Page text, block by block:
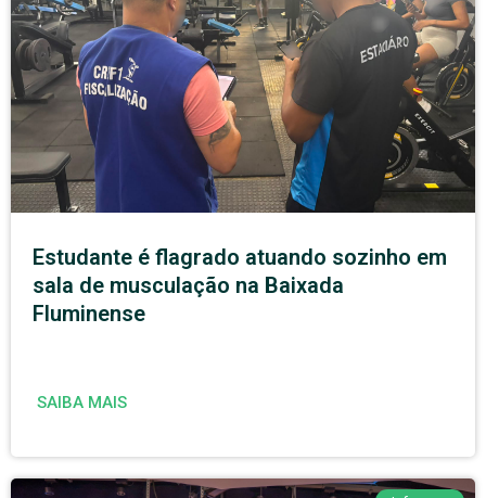
Estudante é flagrado atuando sozinho em
sala de musculação na Baixada
Fluminense
SAIBA MAIS